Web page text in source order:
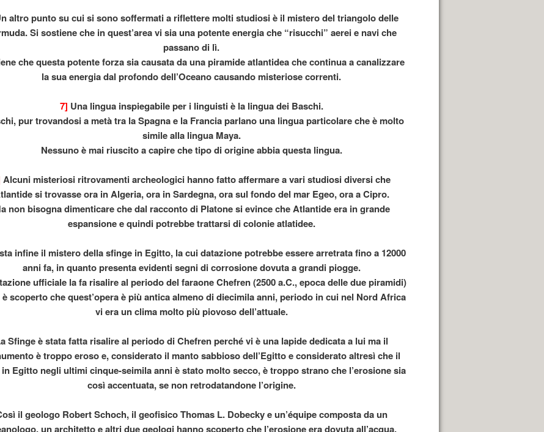
CAVA
TERRA CAVA
razza umana
DEI
altro punto su cui si sono soffermati a riflettere molti studiosi è il mistero del triangolo delle
Si sostiene che in quest’area vi sia una potente energia che “risucchi” aerei e navi che
passano di lì.
che questa potente forza sia causata da una piramide atlantidea che continua a canalizzare
la sua energia dal profondo dell’Oceano causando misteriose correnti.
7] Una lingua inspiegabile per i linguisti è la lingua dei Baschi.
pur trovandosi a metà tra la Spagna e la Francia parlano una lingua particolare che è molto
simile alla lingua Maya.
Nessuno è mai riuscito a capire che tipo di origine abbia questa lingua.
Alcuni misteriosi ritrovamenti archeologici hanno fatto affermare a vari studiosi diversi che
si trovasse ora in Algeria, ora in Sardegna, ora sul fondo del mar Egeo, ora a Cipro.
non bisogna dimenticare che dal racconto di Platone si evince che Atlantide era in grande
espansione e quindi potrebbe trattarsi di colonie atlatidee.
infine il mistero della sfinge in Egitto, la cui datazione potrebbe essere arretrata fino a 12000
anni fa, in quanto presenta evidenti segni di corrosione dovuta a grandi piogge.
ufficiale la fa risalire al periodo del faraone Chefren (2500 a.C., epoca delle due piramidi)
è scoperto che quest’opera è più antica almeno di diecimila anni, periodo in cui nel Nord Africa
vi era un clima molto più piovoso dell’attuale.
Sfinge è stata fatta risalire al periodo di Chefren perché vi è una lapide dedicata a lui ma il
è troppo eroso e, considerato il manto sabbioso dell’Egitto e considerato altresì che il
Egitto negli ultimi cinque-seimila anni è stato molto secco, è troppo strano che l’erosione sia
così accentuata, se non retrodatandone l’origine.
il geologo Robert Schoch, il geofisico Thomas L. Dobecky e un’équipe composta da un
un architetto e altri due geologi hanno scoperto che l’erosione era dovuta all’acqua,